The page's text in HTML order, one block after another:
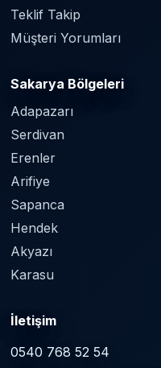
Teklif Takip
Müşteri Yorumları
Sakarya Bölgeleri
Adapazarı
Serdivan
Erenler
Arifiye
Sapanca
Hendek
Akyazı
Karasu
İletişim
0540 768 52 54